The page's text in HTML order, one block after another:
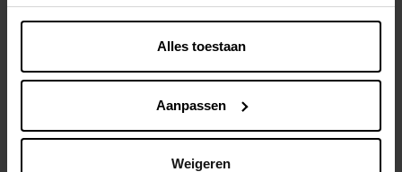
Alles toestaan
Aanpassen
Weigeren
Gebruiksadvies
Kenmerken